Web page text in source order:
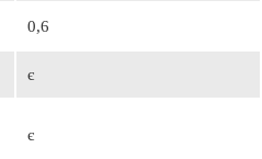
0,6
є
є